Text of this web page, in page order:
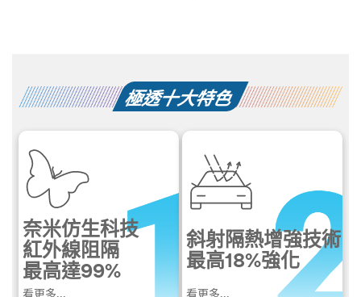
極透十大特色
奈米仿生科技
紅外線阻隔
最高達99%
斜射隔熱增強技術
最高18%強化